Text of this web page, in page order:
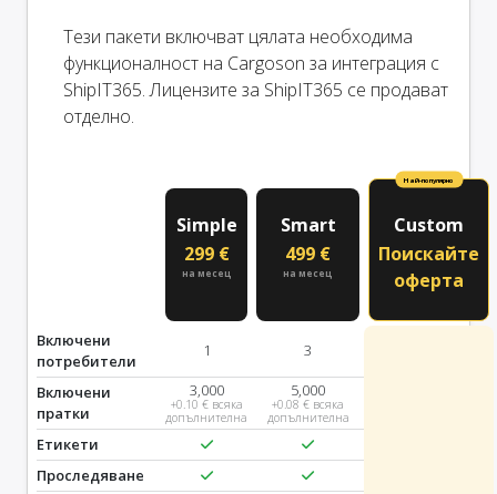
Тези пакети включват цялата необходима
функционалност на Cargoson за интеграция с
ShipIT365. Лицензите за ShipIT365 се продават
отделно.
Simple
299 €
на месец
Smart
499 €
на месец
Най-популярно
Custom
Поискайте
оферта
Включени
потребители
1 3
Включени
пратки
3,000
+0.10 € всяка
допълнителна
5,000
+0.08 € всяка
допълнителна
Етикети
Проследяване